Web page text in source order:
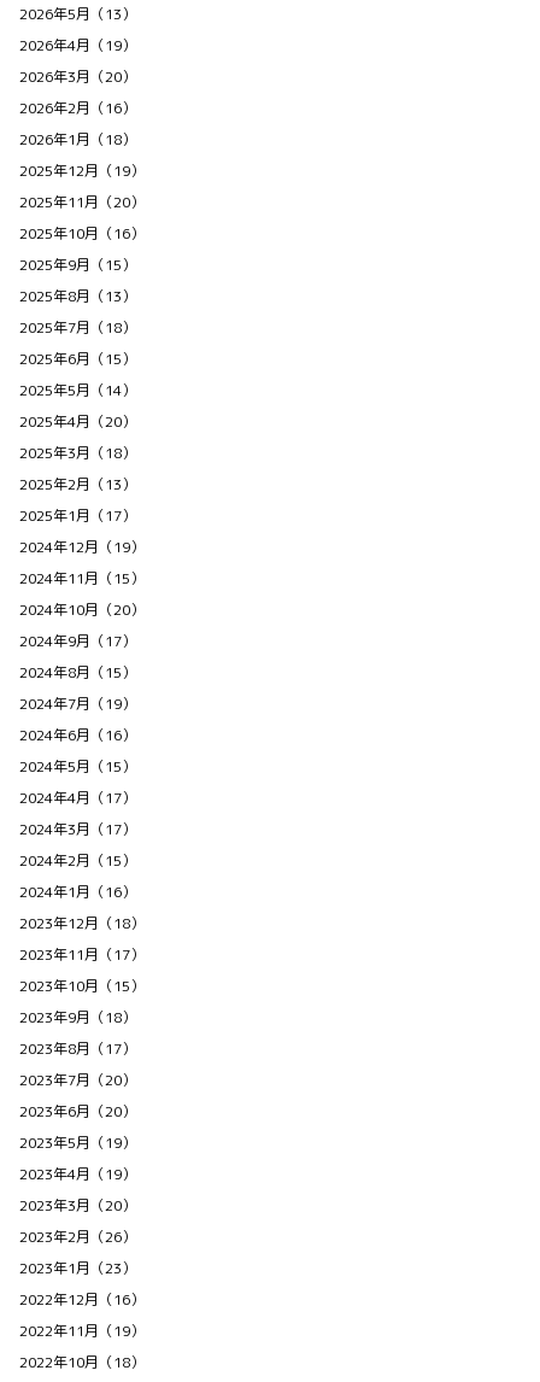
2026年5月（13）
2026年4月（19）
2026年3月（20）
2026年2月（16）
2026年1月（18）
2025年12月（19）
2025年11月（20）
2025年10月（16）
2025年9月（15）
2025年8月（13）
2025年7月（18）
2025年6月（15）
2025年5月（14）
2025年4月（20）
2025年3月（18）
2025年2月（13）
2025年1月（17）
2024年12月（19）
2024年11月（15）
2024年10月（20）
2024年9月（17）
2024年8月（15）
2024年7月（19）
2024年6月（16）
2024年5月（15）
2024年4月（17）
2024年3月（17）
2024年2月（15）
2024年1月（16）
2023年12月（18）
2023年11月（17）
2023年10月（15）
2023年9月（18）
2023年8月（17）
2023年7月（20）
2023年6月（20）
2023年5月（19）
2023年4月（19）
2023年3月（20）
2023年2月（26）
2023年1月（23）
2022年12月（16）
2022年11月（19）
2022年10月（18）